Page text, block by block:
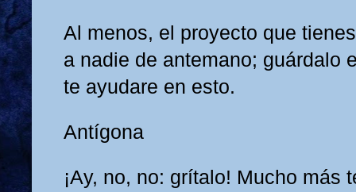
Al menos, el proyecto que
a nadie de antemano; guárdalo
te ayudare en esto.
Antígona
¡Ay, no, no: grítalo! Mucho más